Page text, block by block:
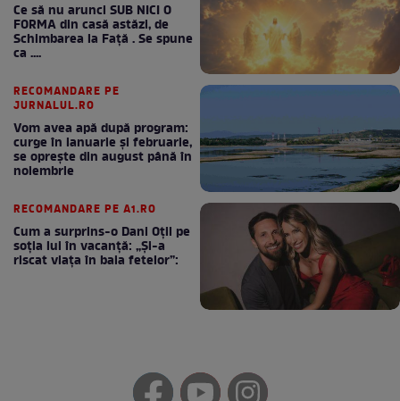
Ce să nu arunci SUB NICI O
FORMA din casă astăzi, de
Schimbarea la Față . Se spune
ca ....
RECOMANDARE PE
JURNALUL.RO
Vom avea apă după program:
curge în ianuarie și februarie,
se oprește din august până în
noiembrie
RECOMANDARE PE A1.RO
Cum a surprins-o Dani Oțil pe
soția lui în vacanță: „Și-a
riscat viața în baia fetelor”: